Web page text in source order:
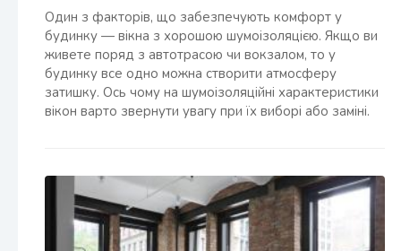
Один з факторів, що забезпечують комфорт у
будинку — вікна з хорошою шумоізоляцією. Якщо ви
живете поряд з автотрасою чи вокзалом, то у
будинку все одно можна створити атмосферу
затишку. Ось чому на шумоізоляційні характеристики
вікон варто звернути увагу при їх виборі або заміні.